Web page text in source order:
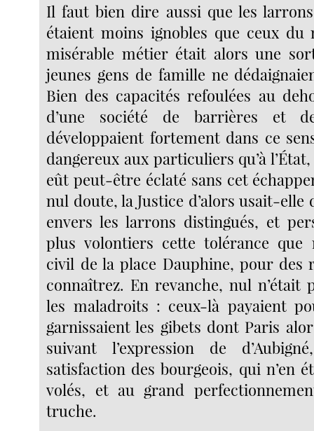
Il faut bien dire aussi que les
étaient moins ignobles que ceux
misérable métier était alors une
jeunes gens de famille ne
Bien des capacités refoulées au
d’une société de barrières et
développaient fortement dans ce
dangereux aux particuliers qu’à
eût peut-être éclaté sans cet
nul doute, la Justice d’alors usait-elle
envers les larrons distingués, et
plus volontiers cette tolérance que
civil de la place Dauphine, pour des
connaîtrez. En revanche, nul n’était
les maladroits : ceux-là payaient
garnissaient les gibets dont Paris
suivant l’expression de
satisfaction des bourgeois, qui n’en
volés, et au grand
truche.